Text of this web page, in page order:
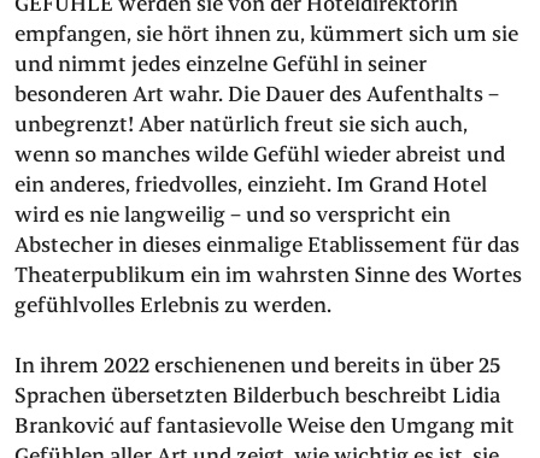
empfangen, sie hört ihnen zu, kümmert sich um sie
und nimmt jedes einzelne Gefühl in seiner
besonderen Art wahr. Die Dauer des Aufenthalts –
unbegrenzt! Aber natürlich freut sie sich auch,
wenn so manches wilde Gefühl wieder abreist und
ein anderes, friedvolles, einzieht. Im Grand Hotel
wird es nie langweilig – und so verspricht ein
Abstecher in dieses einmalige Etablissement für das
Theaterpublikum ein im wahrsten Sinne des Wortes
gefühlvolles Erlebnis zu werden.
In ihrem 2022 erschienenen und bereits in über 25
Sprachen übersetzten Bilderbuch beschreibt Lidia
Branković auf fantasievolle Weise den Umgang mit